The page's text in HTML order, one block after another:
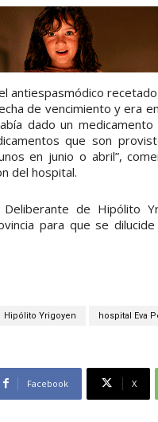
antiespasmódico
de vencimiento y era
dado un
que son
en junio o abril”,
del hospital.
Deliberante de Hipólito
para que se
Hipólito Yrigoyen hospital Eva
Facebook X